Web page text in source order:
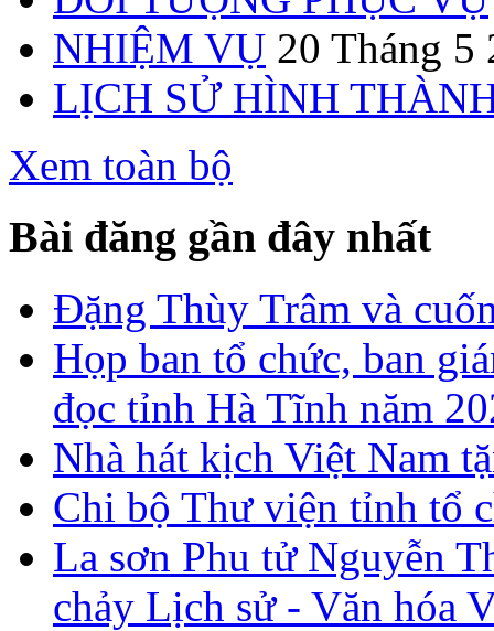
NHIỆM VỤ 20 Tháng 5
LỊCH SỬ HÌNH
Xem toàn bộ
Bài đăng gần đây nhất
Đặng Thùy Trâm và
Họp ban tổ chức, ban
đọc tỉnh Hà Tĩnh năm
Nhà hát kịch Việt Nam
Chi bộ Thư viện tỉnh tổ
La sơn Phu tử Nguyễn
chảy Lịch sử - Văn hóa